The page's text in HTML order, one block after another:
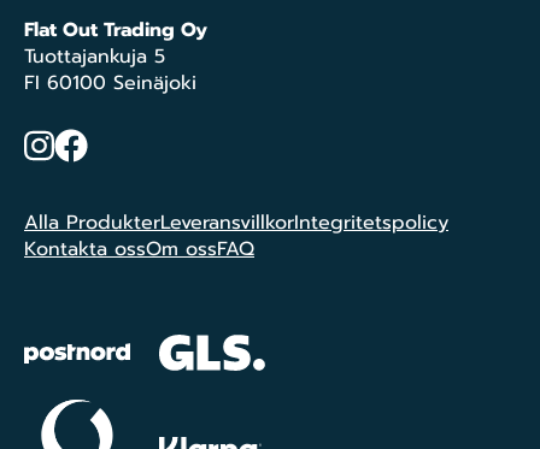
Flat Out Trading Oy
Tuottajankuja 5
FI 60100 Seinäjoki
Instagram
Facebook
Alla ProdukterLeveransvillkorIntegritetspolicy
Kontakta ossOm ossFAQ